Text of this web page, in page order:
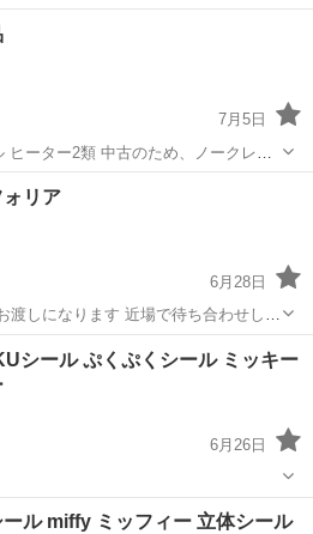
まで計4匹までの出品を考えてます。
12月辺りから産卵してくれるのですが 増えす...
7月5日
のため、ノークレー
す。
リア
6月28日
渡しになります 近場で待ち合わせして
オバティフォリア
シール ぷくぷくシール ミッキー
6月26日
ル miffy ミッフィー 立体シール